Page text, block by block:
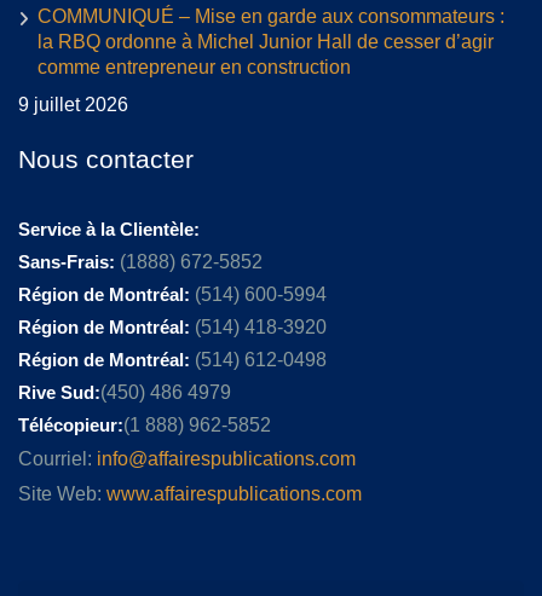
COMMUNIQUÉ – Mise en garde aux consommateurs :
la RBQ ordonne à Michel Junior Hall de cesser d’agir
comme entrepreneur en construction
9 juillet 2026
Nous contacter
Service à la Clientèle:
Sans-Frais: (1888) 672-5852
Région de Montréal: (514) 600-5994
Région de Montréal: (514) 418-3920
Région de Montréal: (514) 612-0498
Rive Sud:(450) 486 4979
Télécopieur:(1 888) 962-5852
Courriel: info@affairespublications.com
Site Web: www.affairespublications.com